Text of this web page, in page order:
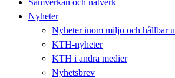
Nyheter
Nyheter inom miljö och hållbar
KTH-nyheter
KTH i andra medier
Nyhetsbrev